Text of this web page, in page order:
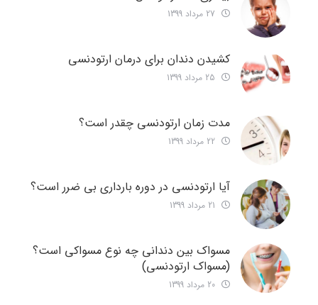
کشیدن دندان برای درمان ارتودنسی
مدت زمان ارتودنسی چقدر است؟
آیا ارتودنسی در دوره بارداری بی ضرر است؟
مسواک بین دندانی چه نوع مسواکی است؟
(مسواک ارتودنسی)